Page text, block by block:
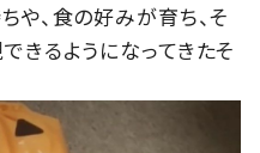
や、食の好みが育ち、そ
きるようになってきたそ